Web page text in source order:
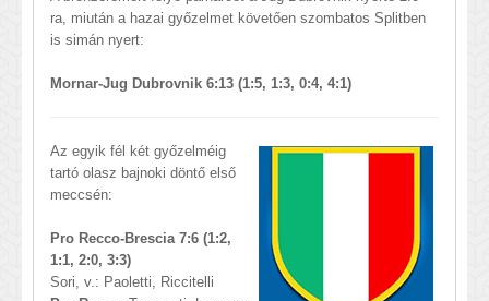
ra, miután a hazai győzelmet követően szombatos Splitben
is simán nyert:
Mornar-Jug Dubrovnik 6:13 (1:5, 1:3, 0:4, 4:1)
Az egyik fél két győzelméig
tartó olasz bajnoki döntő első
meccsén:
Pro Recco-Brescia 7:6 (1:2,
1:1, 2:0, 3:3)
Sori, v.: Paoletti, Riccitelli